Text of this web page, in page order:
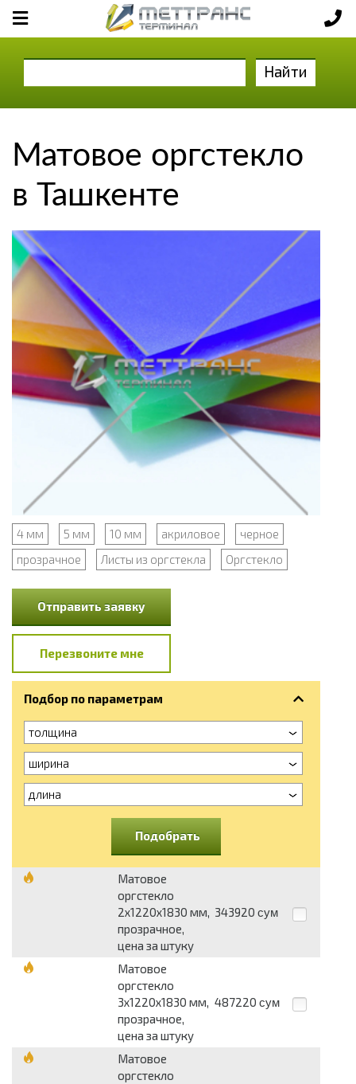
Найти
Матовое оргстекло
в Ташкенте
4 мм 5 мм 10 мм акриловое
черное
прозрачное
Листы из оргстекла Оргстекло
Отправить заявку
Перезвоните мне
Подбор по параметрам
толщина
ширина
длина
Подобрать
Матовое
оргстекло
2х1220х1830 мм,
прозрачное,
цена за штуку
343920 сум
Матовое
оргстекло
3х1220х1830 мм,
прозрачное,
цена за штуку
487220 сум
Матовое
оргстекло